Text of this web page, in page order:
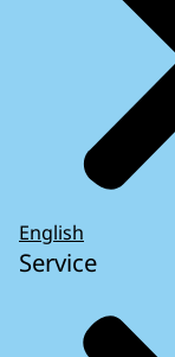
English
Service